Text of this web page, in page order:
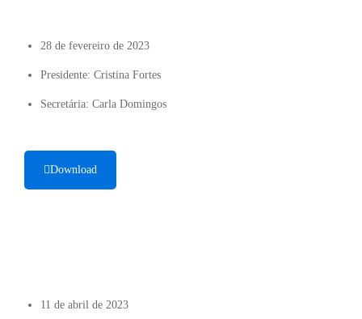
28 de fevereiro de 2023
Presidente: Cristina Fortes
Secretária: Carla Domingos
Download
11 de abril de 2023